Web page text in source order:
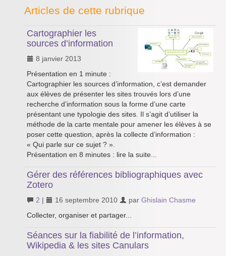
Articles de cette rubrique
Cartographier les
sources d’information
8 janvier 2013
Présentation en 1 minute :
Cartographier les sources d’information, c’est demander
aux élèves de présenter les sites trouvés lors d’une
recherche d’information sous la forme d’une carte
présentant une typologie des sites. Il s’agit d’utiliser la
méthode de la carte mentale pour amener les élèves à se
poser cette question, après la collecte d’information :
« Qui parle sur ce sujet ? ».
Présentation en 8 minutes : lire la suite...
Gérer des références bibliographiques avec
Zotero
2 | 16 septembre 2010 par Ghislain Chasme
Collecter, organiser et partager...
Séances sur la fiabilité de l’information,
Wikipedia & les sites Canulars